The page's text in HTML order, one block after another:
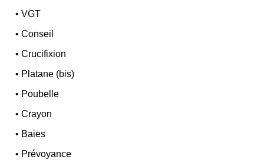
•VGT
•Conseil
•Crucifixion
• Platane (bis)
• Poubelle
•Crayon
• Baies
• Prévoyance